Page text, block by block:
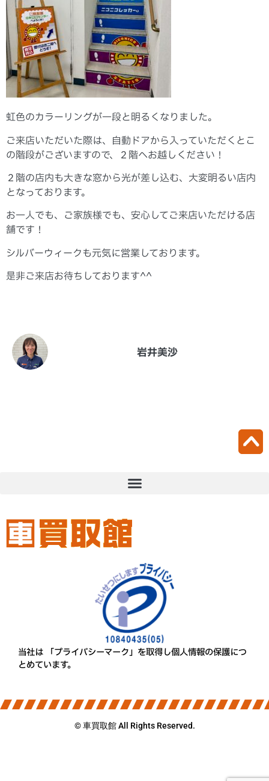
虹色のカラーリングが一段と明るくなりました。
ご来店いただいた際は、自動ドアから入っていただくとこ
の階段がございますので、２階へお越しください！
２階の店内も大きな窓から光が差し込む、大変明るい店内
となっております。
お一人でも、ご家族様でも、安心してご来店いただける店
舗です！
シルバーウィークも元気に営業しております。
是非ご来店お待ちしております^^
岩井美沙
当社は 「プライバシーマーク」を取得し個人情報の保護につ
とめています。
© 車買取館 All Rights Reserved.